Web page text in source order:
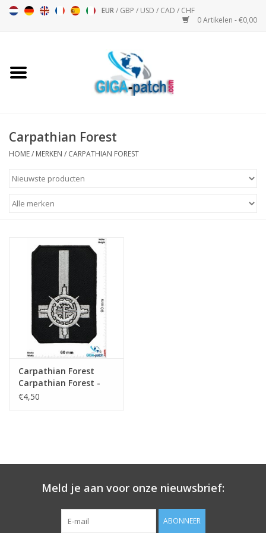
EUR/ GBP / USD / CAD / CHF
0 Artikelen - €0,00
Motor Sport - Sport
Patch II
Sleutelhanger
Sticker
Carpathian Forest
HOME/ MERKEN / CARPATHIAN FOREST
Carpathian Forest
Carpathian Forest -
Black-Metal-Band
€4,50
Meld je aan voor onze nieuwsbrief:
ABONNEER